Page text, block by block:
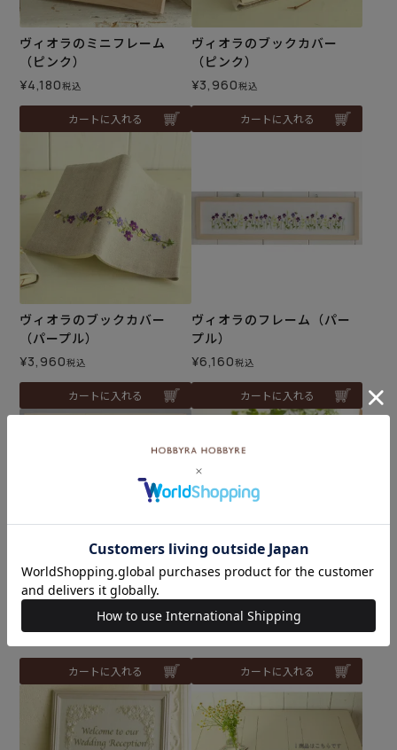
ヴィオラのミニフレーム
（ピンク）
¥4,180税込
カートに入れる
ヴィオラのブックカバー
（ピンク）
¥3,960税込
カートに入れる
ヴィオラのブックカバー
（パープル）
¥3,960税込
カートに入れる
ヴィオラのフレーム（パー
プル）
¥6,160税込
カートに入れる
ミニフレーム ＜ヴィオラ
のバスケット＞
¥4,180
カートに入れる
フレーム＜庭図鑑＞
¥5,060税込
カートに入れる